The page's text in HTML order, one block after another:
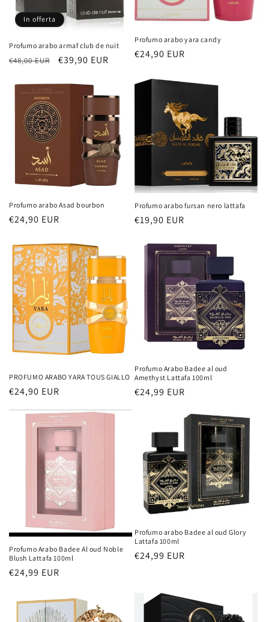
n
e
:
In offerta
Profumo arabo armaf club de nuit
Prezzo
listino
€48,00 EUR
Prezzo
€39,90 EUR
Profumo arabo yara candy
Prezzo
listino
€24,90 EUR
Profumo arabo Asad bourbon
Prezzo
listino
€24,90 EUR
Profumo arabo fursan nero lattafa
Prezzo
listino
€19,90 EUR
PROFUMO ARABO YARA TOUS GIALLO
Prezzo
listino
€24,90 EUR
Profumo Arabo Badee al oud
Amethyst Lattafa 100ml
Prezzo
€24,99 EUR
Profumo Arabo Badee Al oud Noble
Blush Lattafa 100ml
Prezzo
listino
€24,99 EUR
Profumo arabo Badee al oud Glory
Lattafa 100ml
Prezzo
€24,99 EUR